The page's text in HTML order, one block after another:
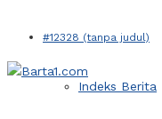
#12328 (tanpa judul)
Indeks Berita